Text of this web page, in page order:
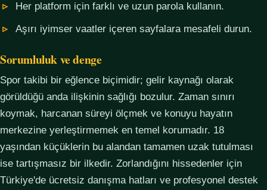
Her platform için farklı ve uzun parola kullanın.
Aşırı iyimser vaatler içeren sayfalara mesafeli durun.
Sorumluluk ve denge
Spor takibi bir eğlence biçimidir; gelir kaynağı olarak
görüldüğü anda ilişkinin sağlığı bozulur. Zaman sınırı
koymak, harcanan süreyi ölçmek ve konuyu hayatın
merkezine yerleştirmemek en temel korumadır. 18
yaşından küçüklerin bu alandan tamamen uzak tutulması
ise tartışmasız bir ilkedir. Zorlandığını hissedenler için
Türkiye'de ücretsiz danışma hatları ve profesyonel destek